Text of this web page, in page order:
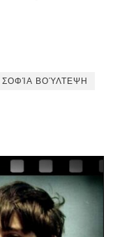
ΣΟΦΊΑ ΒΟΎΛΤΕΨΗ